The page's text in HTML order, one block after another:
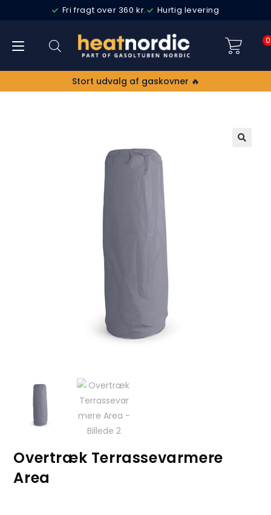
Fri fragt over 360 kr. Hurtig levering
0
Stort udvalg af gaskovner 🔥
Overtræk Terrassevarmere
Area